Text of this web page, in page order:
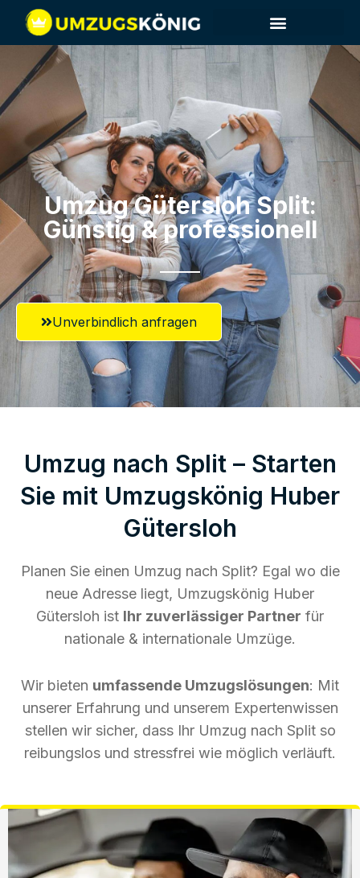
Umzug Gütersloh​ Split:
Günstig & professionell​
Unverbindlich anfragen
Umzug nach Split – Starten
Sie mit Umzugskönig Huber
Gütersloh
Planen Sie einen Umzug nach Split? Egal wo die
neue Adresse liegt, Umzugskönig Huber
Gütersloh ist Ihr zuverlässiger Partner für
nationale & internationale Umzüge.
Wir bieten umfassende Umzugslösungen: Mit
unserer Erfahrung und unserem Expertenwissen
stellen wir sicher, dass Ihr Umzug nach Split so
reibungslos und stressfrei wie möglich verläuft.